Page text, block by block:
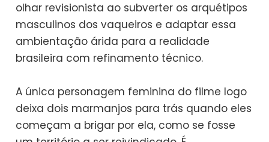
olhar revisionista ao subverter os arquétipos
masculinos dos vaqueiros e adaptar essa
ambientação árida para a realidade
brasileira com refinamento técnico.
A única personagem feminina do filme logo
deixa dois marmanjos para trás quando eles
começam a brigar por ela, como se fosse